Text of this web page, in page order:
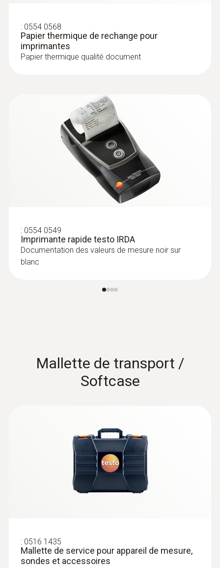
0602 2693
Sonde d'immersion / de pénétration à
réaction rapide (TC de type K)
Pointe de sonde fine de 1,5 mm pour un
enregistrement rapide de la température,
tube de sonde d'une longueur de 60 mm
0602 5792
Pointe de mesure par immersion
(connecteur TC de type K)
: 0554 0568
Papier thermique de rechange pour
imprimantes
Papier thermique qualité document
: 0554 0549
Imprimante rapide testo IRDA
Documentation des valeurs de mesure noir sur
blanc
Mallette de transport /
Softcase
: 0516 1435
Mallette de service pour appareil de mesure,
sondes et accessoires